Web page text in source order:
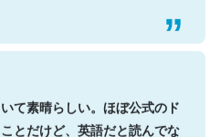
て素晴らしい。ほぼ公式のド
とだけど、英語だと読んでな